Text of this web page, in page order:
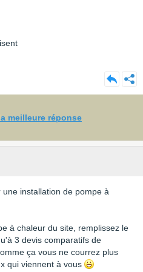
meilleure réponse
installation de pompe à
à chaleur du site, remplissez le
3 devis comparatifs de
ça vous ne courrez plus
qui viennent à vous